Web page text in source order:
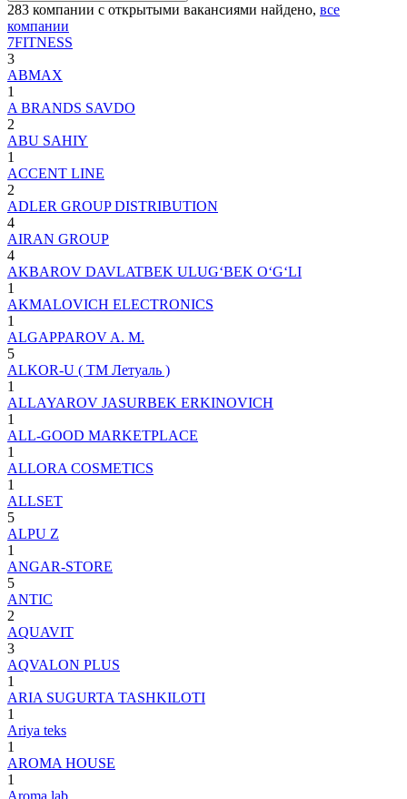
283 компании с открытыми вакансиями найдено, все
компании
7FITNESS
3
ABMAX
1
A BRANDS SAVDO
2
ABU SAHIY
1
ACCENT LINE
2
ADLER GROUP DISTRIBUTION
4
AIRAN GROUP
4
AKBAROV DAVLATBEK ULUG‘BEK O‘G‘LI
1
AKMALOVICH ELECTRONICS
1
ALGAPPAROV A. M.
5
ALKOR-U ( ТМ Летуаль )
1
ALLAYAROV JASURBEK ERKINOVICH
1
ALL-GOOD MARKETPLACE
1
ALLORA COSMETICS
1
ALLSET
5
ALPU Z
1
ANGAR-STORE
5
ANTIC
2
AQUAVIT
3
AQVALON PLUS
1
ARIA SUGURTA TASHKILOTI
1
Ariya teks
1
AROMA HOUSE
1
Aroma lab